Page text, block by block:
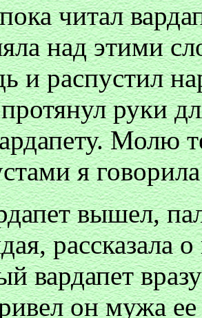
читал
над этими
и распустил
руки
Молю
я
вышел,
рассказала
вардапет
он мужа